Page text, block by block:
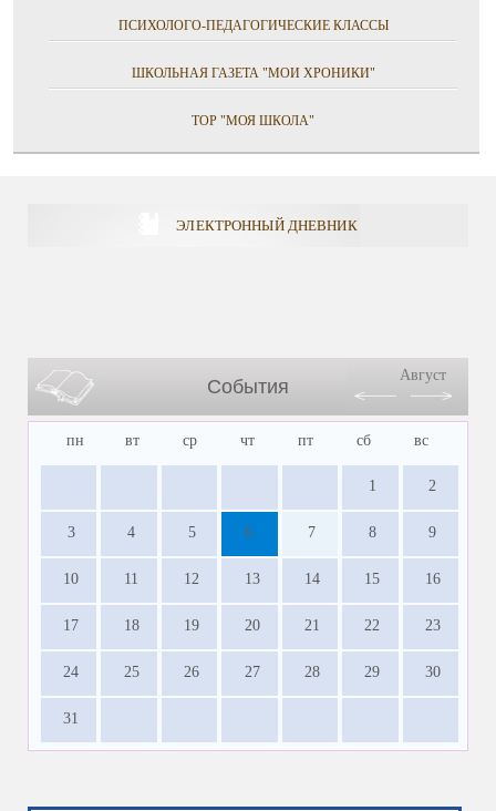
ПСИХОЛОГО-ПЕДАГОГИЧЕСКИЕ КЛАССЫ
ШКОЛЬНАЯ ГАЗЕТА "МОИ ХРОНИКИ"
ТОР "МОЯ ШКОЛА"
ЭЛЕКТРОННЫЙ ДНЕВНИК
События
Август
пн вт ср чт пт сб вс
1 2
3 4 5 6 7 8 9
10 11 12 13 14 15 16
17 18 19 20 21 22 23
24 25 26 27 28 29 30
31